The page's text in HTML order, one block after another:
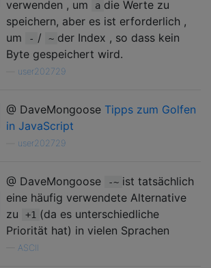
verwenden , um
a die Werte zu
speichern, aber es ist erforderlich ,
um
- / ~ der Index , so dass kein
Byte gespeichert wird.
user202729
@ DaveMongoose Tipps zum Golfen
in JavaScript
user202729
@ DaveMongoose -~ ist tatsächlich
eine häufig verwendete Alternative
zu
+1 (da es unterschiedliche
Priorität hat) in vielen Sprachen
ASCII